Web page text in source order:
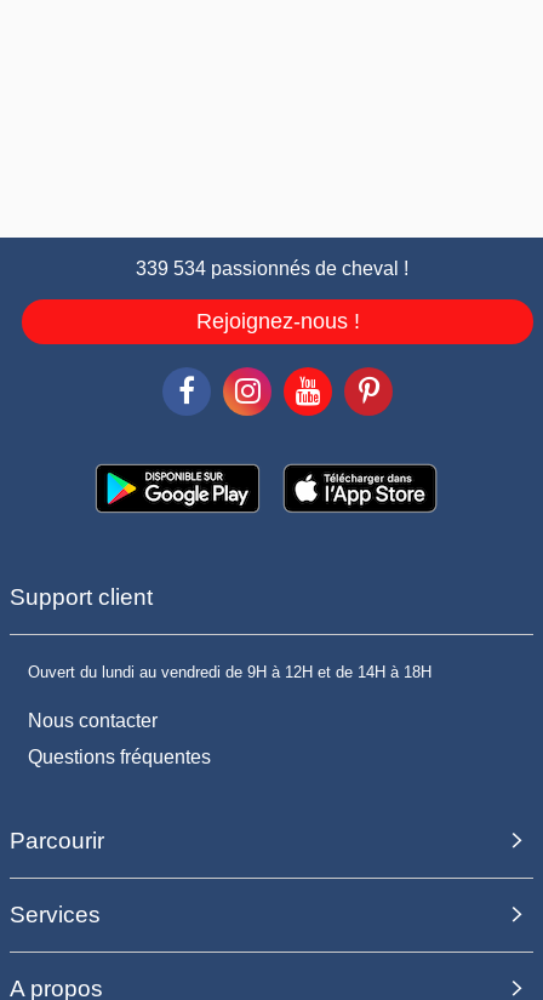
339 534 passionnés de cheval !
Rejoignez-nous !
Support client
Ouvert du lundi au vendredi de 9H à 12H et de 14H à 18H
Nous contacter
Questions fréquentes
Parcourir
Services
A propos